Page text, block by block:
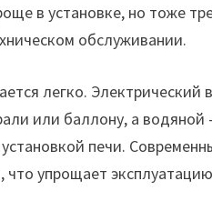
в установке, но тоже
обслуживании.
легко.
или баллону, а
печи.
что упрощает